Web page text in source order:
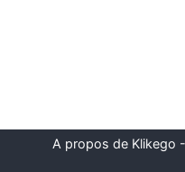
A propos de Klikego -